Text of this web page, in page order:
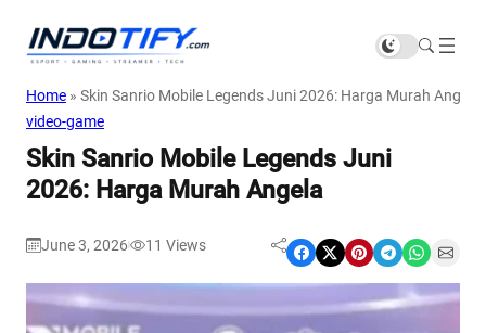
Home » Skin Sanrio Mobile Legends Juni 2026: Harga Murah Angela
video-game
Skin Sanrio Mobile Legends Juni
2026: Harga Murah Angela
June 3, 2026 11 Views Share on Facebook Share on X Share on Pinterest Share on Telegram Share on WhatsApp Share on Email